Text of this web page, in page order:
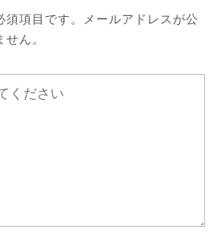
須項目です。メールアドレスが公
ん。